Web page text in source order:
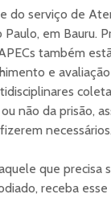
do serviço de
Paulo, em Bauru.
também
e
não da prisão,
necessários.
que precisa
receba esse